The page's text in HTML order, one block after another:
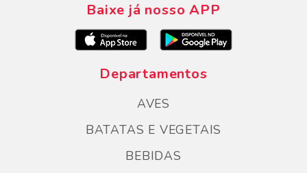
Baixe já nosso APP
Departamentos
AVES
BATATAS E VEGETAIS
BEBIDAS